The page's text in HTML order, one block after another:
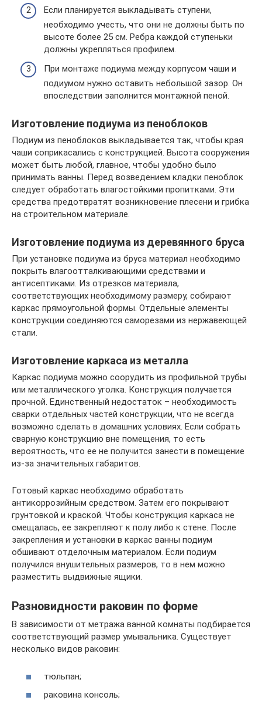
Если планируется выкладывать ступени,
необходимо учесть, что они не должны быть по
высоте более 25 см. Ребра каждой ступеньки
должны укрепляться профилем.
При монтаже подиума между корпусом чаши и
подиумом нужно оставить небольшой зазор. Он
впоследствии заполнится монтажной пеной.
Изготовление подиума из пеноблоков
Подиум из пеноблоков выкладывается так, чтобы края
чаши соприкасались с конструкцией. Высота сооружения
может быть любой, главное, чтобы удобно было
принимать ванны. Перед возведением кладки пеноблок
следует обработать влагостойкими пропитками. Эти
средства предотвратят возникновение плесени и грибка
на строительном материале.
Изготовление подиума из деревянного бруса
При установке подиума из бруса материал необходимо
покрыть влагоотталкивающими средствами и
антисептиками. Из отрезков материала,
соответствующих необходимому размеру, собирают
каркас прямоугольной формы. Отдельные элементы
конструкции соединяются саморезами из нержавеющей
стали.
Изготовление каркаса из металла
Каркас подиума можно соорудить из профильной трубы
или металлического уголка. Конструкция получается
прочной. Единственный недостаток – необходимость
сварки отдельных частей конструкции, что не всегда
возможно сделать в домашних условиях. Если собрать
сварную конструкцию вне помещения, то есть
вероятность, что ее не получится занести в помещение
из-за значительных габаритов.
Готовый каркас необходимо обработать
антикоррозийным средством. Затем его покрывают
грунтовкой и краской. Чтобы конструкция каркаса не
смещалась, ее закрепляют к полу либо к стене. После
закрепления и установки в каркас ванны подиум
обшивают отделочным материалом. Если подиум
получился внушительных размеров, то в нем можно
разместить выдвижные ящики.
Разновидности раковин по форме
В зависимости от метража ванной комнаты подбирается
соответствующий размер умывальника. Существует
несколько видов раковин:
тюльпан;
раковина консоль;